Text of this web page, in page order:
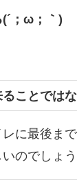
；ω；｀)
ことでは
に最後ま
のでしょう